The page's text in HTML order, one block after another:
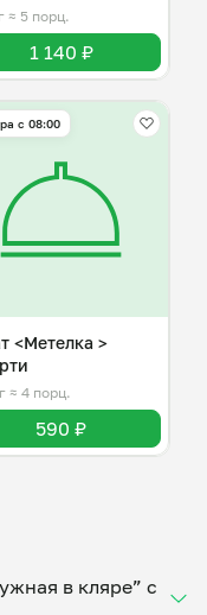
≈ 5 порц.
1 140 ₽
c 08:00
<Метелка >
≈ 4 порц.
590 ₽
в кляре” с